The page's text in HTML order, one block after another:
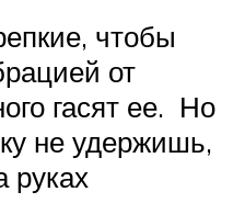
чтобы
от
гасят ее. Но
не удержишь,
руках